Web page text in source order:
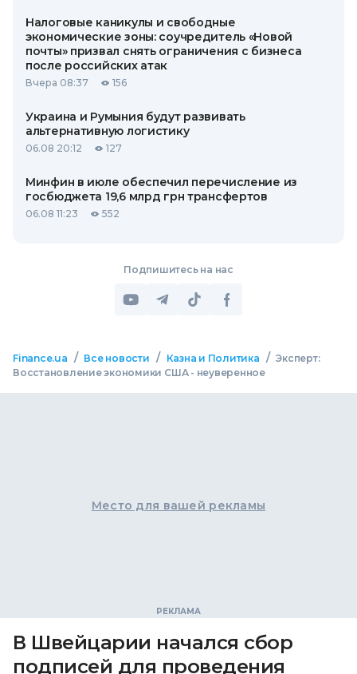
Налоговые каникулы и свободные
экономические зоны: соучредитель «Новой
почты» призвал снять ограничения с бизнеса
после российских атак
Вчера 08:37 156
Украина и Румыния будут развивать
альтернативную логистику
06.08 20:12 127
Минфин в июле обеспечил перечисление из
госбюджета 19,6 млрд грн трансфертов
06.08 11:23 552
Подпишитесь на нас
Finance.ua / Все новости / Казна и Политика / Эксперт:
Восстановление экономики США - неуверенное
Место для вашей рекламы
В Швейцарии начался сбор
подписей для проведения